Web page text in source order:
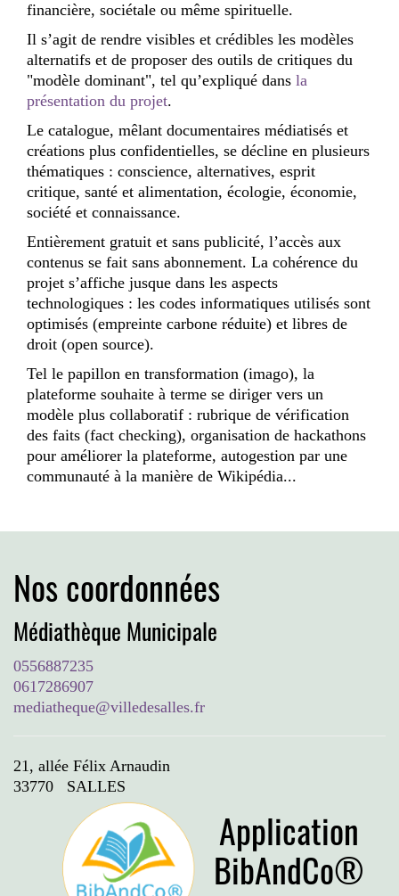
financière, sociétale ou même spirituelle.
Il s’agit de rendre visibles et crédibles les modèles
alternatifs et de proposer des outils de critiques du
"modèle dominant", tel qu’expliqué dans la
présentation du projet.
Le catalogue, mêlant documentaires médiatisés et
créations plus confidentielles, se décline en plusieurs
thématiques : conscience, alternatives, esprit
critique, santé et alimentation, écologie, économie,
société et connaissance.
Entièrement gratuit et sans publicité, l’accès aux
contenus se fait sans abonnement. La cohérence du
projet s’affiche jusque dans les aspects
technologiques : les codes informatiques utilisés sont
optimisés (empreinte carbone réduite) et libres de
droit (open source).
Tel le papillon en transformation (imago), la
plateforme souhaite à terme se diriger vers un
modèle plus collaboratif : rubrique de vérification
des faits (fact checking), organisation de hackathons
pour améliorer la plateforme, autogestion par une
communauté à la manière de Wikipédia...
Nos coordonnées
Médiathèque Municipale
0556887235
0617286907
mediatheque@villedesalles.fr
21, allée Félix Arnaudin
33770 SALLES
Application
BibAndCo®